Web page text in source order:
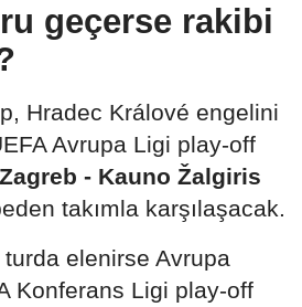
geçerse rakibi
Hradec Králové engelini
Avrupa Ligi play-off
- Kauno Žalgiris
takımla karşılaşacak.
elenirse Avrupa
Konferans Ligi play-off